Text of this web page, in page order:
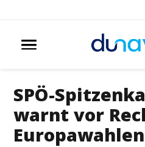
SPÖ-
warnt vor
Europawahlen